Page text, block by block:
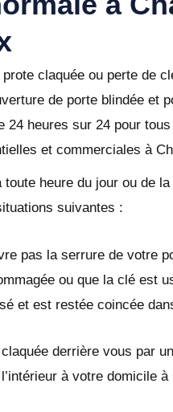
claquée ou perte de
de porte blindée et
24 heures sur 24 pour
et commerciales à
toute heure du jour ou de
suivantes :
pas la serrure de votre
ou que la clé est
et est restée coincée
derrière vous par
à votre domicile